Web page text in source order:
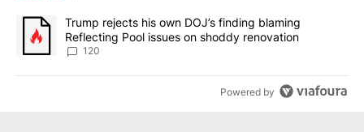
A trending article titled "Trump rejects his own DOJ’s finding
Trump rejects his own DOJ’s finding blaming
Reflecting Pool issues on shoddy renovation
120
Powered by